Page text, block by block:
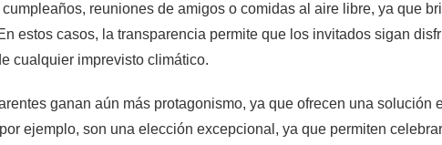
reuniones de amigos o comidas al aire libre, ya que
estos casos, la transparencia permite que los invitados sigan
cualquier imprevisto climático.
ganan aún más protagonismo, ya que ofrecen una solución
ejemplo, son una elección excepcional, ya que permiten